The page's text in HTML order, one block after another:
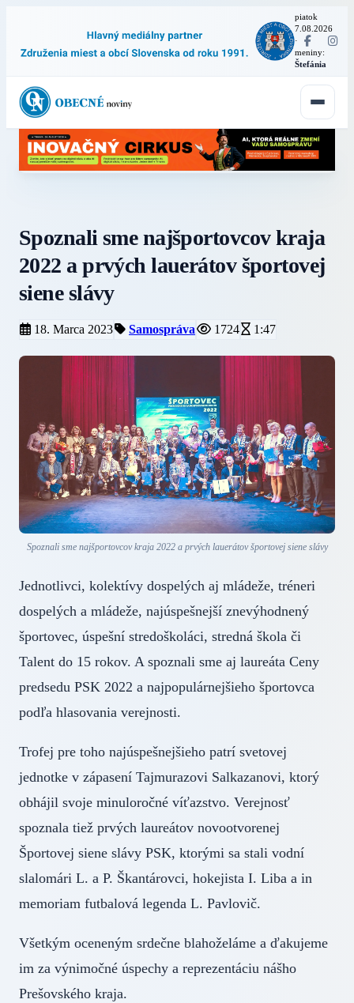
piatok
7.08.2026
·
meniny:
Štefánia
Spoznali sme najšportovcov kraja
2022 a prvých lauerátov športovej
siene slávy
18. Marca 2023 Samospráva 1724 1:47
Spoznali sme najšportovcov kraja 2022 a prvých lauerátov športovej siene slávy
Jednotlivci, kolektívy dospelých aj mládeže, tréneri
dospelých a mládeže, najúspešnejší znevýhodnený
športovec, úspešní stredoškoláci, stredná škola či
Talent do 15 rokov. A spoznali sme aj laureáta Ceny
predsedu PSK 2022 a najpopulárnejšieho športovca
podľa hlasovania verejnosti.
Trofej pre toho najúspešnejšieho patrí svetovej
jednotke v zápasení Tajmurazovi Salkazanovi, ktorý
obhájil svoje minuloročné víťazstvo. Verejnosť
spoznala tiež prvých laureátov novootvorenej
Športovej siene slávy PSK, ktorými sa stali vodní
slalomári L. a P. Škantárovci, hokejista I. Liba a in
memoriam futbalová legenda L. Pavlovič.
Všetkým oceneným srdečne blahoželáme a ďakujeme
im za výnimočné úspechy a reprezentáciu nášho
Prešovského kraja.